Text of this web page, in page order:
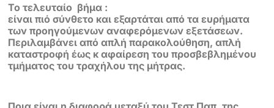
Το τελευταίο βήμα :
είναι πιό σύνθετο και εξαρτάται από τα ευρήματα
των προηγούμενων αναφερόμενων εξετάσεων.
Περιλαμβάνει από απλή παρακολούθηση, απλή
καταστροφή έως κ αφαίρεση του προσβεβλημένου
τμήματος του τραχήλου της μήτρας.